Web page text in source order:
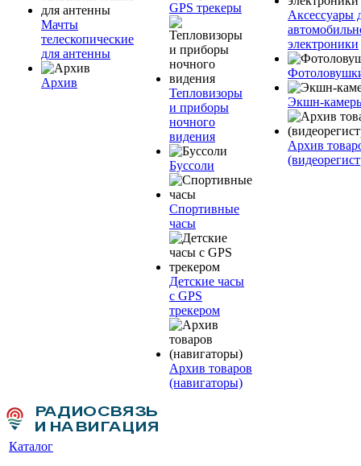
Мачты
телескопические
для антенны
Архив
GPS трекеры
Тепловизоры
и приборы
ночного
видения
Буссоли
Спортивные
часы
Детские часы
с GPS
трекером
Архив товаров
(навигаторы)
Аксессуары
электроники
Экшн-
Архив
Каталог